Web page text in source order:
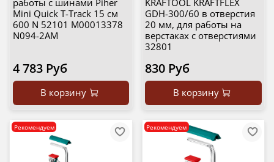
работы с шинами Piher
Mini Quick T-Track 15 см
600 N 52101 М00013378
N094-2AM
4 783 Руб
В корзину
KRAFTOOL KRAFTFLEX
GDH-300/60 в отверстия
20 мм, для работы на
верстаках с отверстиями
32801
830 Руб
В корзину
Рекомендуем Рекомендуем